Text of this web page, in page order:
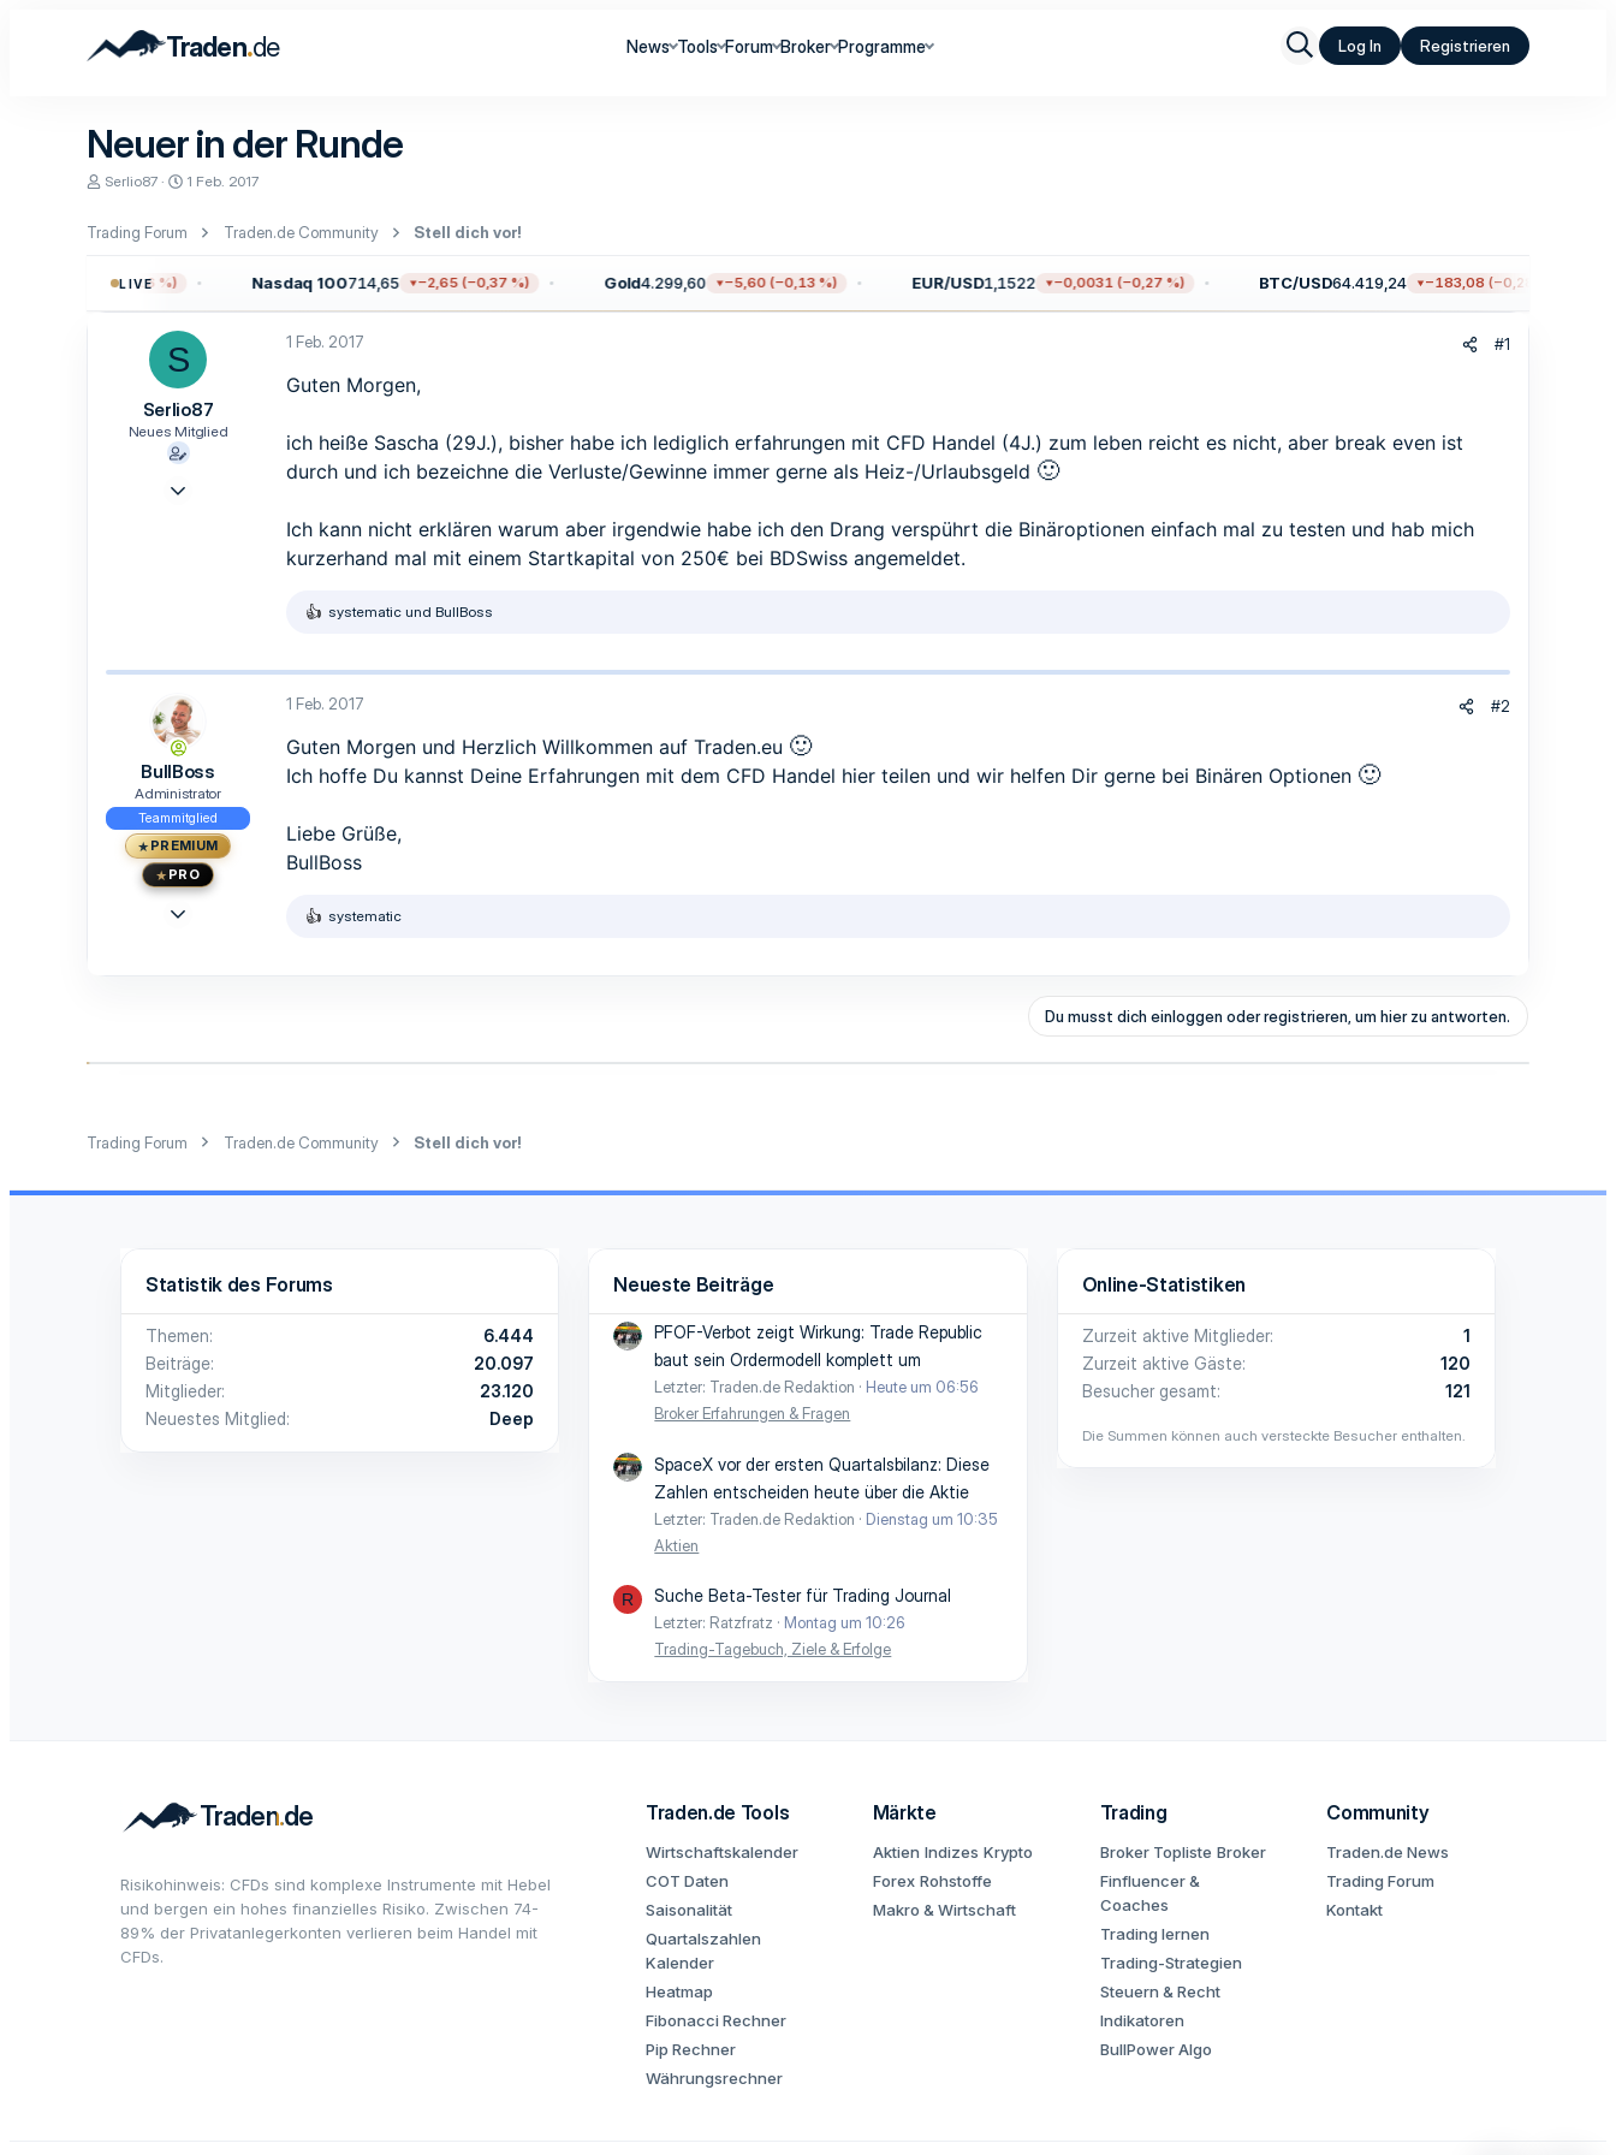
Traden.de News Tools Forum Broker Programme Log In Registrieren
Neuer in der Runde
E
t
e
Serlio87
E
t
t
a
m
1 Feb. 2017
Trading Forum Traden.de Community Stell dich vor!
LIVE
−12,17 (−0,16 %) Nasdaq 100714,65 −2,65 (−0,37 %) Gold4.299,60 −5,60 (−0,13 %) EUR/USD1,1522 −0,0031 (−0,27 %) BTC/USD64.419,24 −183,08 (−0,28 %)
S
Serlio87
Neues Mitglied
1 Feb. 2017 #1
Guten Morgen,
ich heiße Sascha (29J.), bisher habe ich lediglich erfahrungen mit CFD Handel (4J.) zum leben reicht es nicht, aber break even ist
durch und ich bezeichne die Verluste/Gewinne immer gerne als Heiz-/Urlaubsgeld 🙂
Ich kann nicht erklären warum aber irgendwie habe ich den Drang verspührt die Binäroptionen einfach mal zu testen und hab mich
kurzerhand mal mit einem Startkapital von 250€ bei BDSwiss angemeldet.
R
k
t
n
e
systematic und BullBoss
BullBoss
Administrator
Teammitglied
PREMIUM
PRO
1 Feb. 2017 #2
Guten Morgen und Herzlich Willkommen auf Traden.eu 🙂
Ich hoffe Du kannst Deine Erfahrungen mit dem CFD Handel hier teilen und wir helfen Dir gerne bei Binären Optionen 🙂
Liebe Grüße,
BullBoss
R
n
systematic
Du musst dich einloggen oder registrieren, um hier zu antworten.
Trading Forum Traden.de Community Stell dich vor!
Statistik des Forums
Themen
6.444
Beiträge
20.097
Mitglieder
23.120
Neuestes Mitglied
Deep
Neueste Beiträge
PFOF-Verbot zeigt Wirkung: Trade Republic
baut sein Ordermodell komplett um
Letzter: Traden.de Redaktion
Heute um 06:56
Broker Erfahrungen & Fragen
SpaceX vor der ersten Quartalsbilanz: Diese
Zahlen entscheiden heute über die Aktie
Letzter: Traden.de Redaktion
Dienstag um 10:35
Aktien
R Suche Beta-Tester für Trading Journal
Letzter: Ratzfratz
Montag um 10:26
Trading-Tagebuch, Ziele & Erfolge
Online-Statistiken
Zurzeit aktive Mitglieder
1
Zurzeit aktive Gäste
120
Besucher gesamt
121
Die Summen können auch versteckte Besucher enthalten.
Risikohinweis: CFDs sind komplexe Instrumente mit Hebel
und bergen ein hohes finanzielles Risiko. Zwischen 74-
89% der Privatanlegerkonten verlieren beim Handel mit
CFDs.
Traden.de Tools
Wirtschaftskalender
COT Daten
Saisonalität
Quartalszahlen
Kalender
Heatmap
Fibonacci Rechner
Pip Rechner
Währungsrechner
Märkte
Aktien Indizes Krypto
Forex Rohstoffe
Makro & Wirtschaft
Trading
Broker Topliste Broker
Finfluencer &
Coaches
Trading lernen
Trading-Strategien
Steuern & Recht
Indikatoren
BullPower Algo
Community
Traden.de News
Trading Forum
Kontakt